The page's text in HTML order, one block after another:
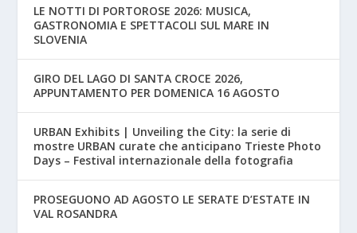
LE NOTTI DI PORTOROSE 2026: MUSICA,
GASTRONOMIA E SPETTACOLI SUL MARE IN
SLOVENIA
GIRO DEL LAGO DI SANTA CROCE 2026,
APPUNTAMENTO PER DOMENICA 16 AGOSTO
URBAN Exhibits | Unveiling the City: la serie di
mostre URBAN curate che anticipano Trieste Photo
Days – Festival internazionale della fotografia
PROSEGUONO AD AGOSTO LE SERATE D’ESTATE IN
VAL ROSANDRA